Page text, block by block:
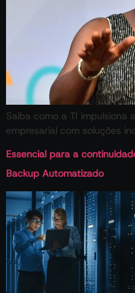
Saiba como a TI impulsiona
empresarial com soluções
Essencial para a
Backup Automatizado